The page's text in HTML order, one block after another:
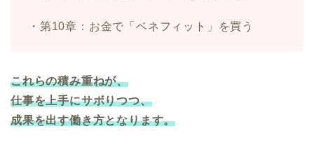
・第10章：お金で「ベネフィット」を買う
これらの積み重ねが、
仕事を上手にサボりつつ、
成果を出す働き方となります。